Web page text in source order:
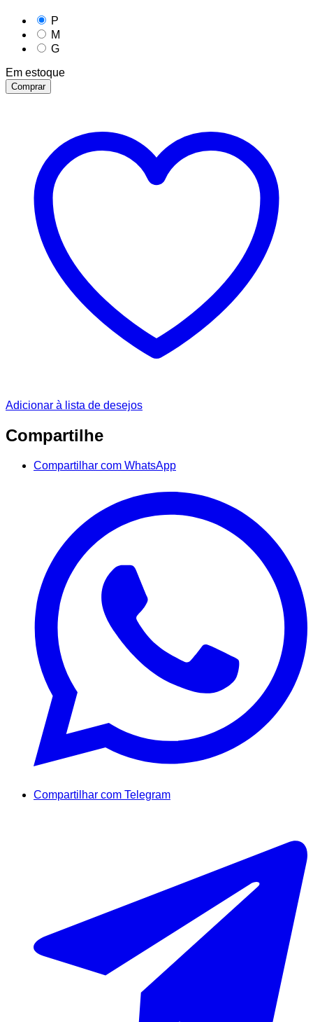
P
M
G
Em estoque
Comprar
Adicionar à lista de desejos
Compartilhe
Compartilhar com WhatsApp
Compartilhar com Telegram